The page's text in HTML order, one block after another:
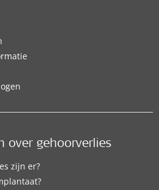
over gehoorverlies
zijn er?